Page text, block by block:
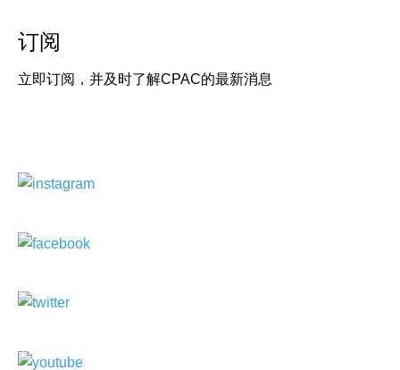
订阅
立即订阅，并及时了解CPAC的最新消息